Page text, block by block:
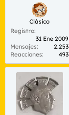
Clásico
Registro
31 Ene 2009
Mensajes
2.253
Reacciones
493